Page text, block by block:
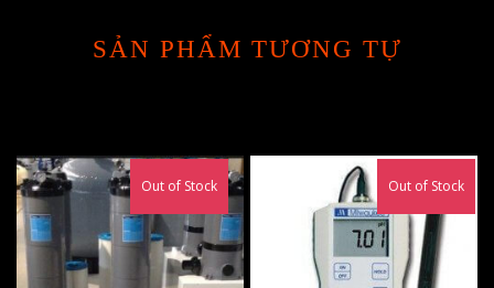
SẢN PHẨM TƯƠNG TỰ
Out of Stock Out of Stock